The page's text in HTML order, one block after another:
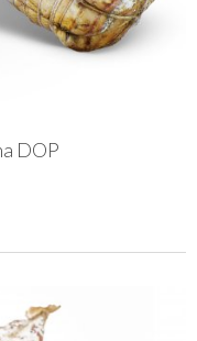
DOP